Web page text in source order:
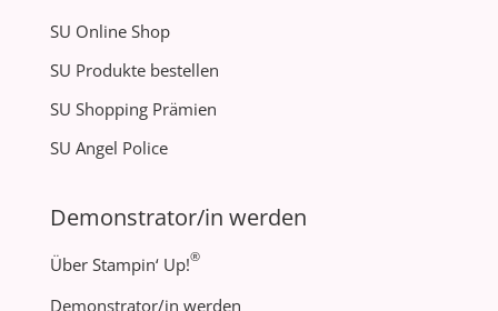
SU Online Shop
SU Produkte bestellen
SU Shopping Prämien
SU Angel Police
Demonstrator/in werden
Über Stampin‘ Up!®
Demonstrator/in werden